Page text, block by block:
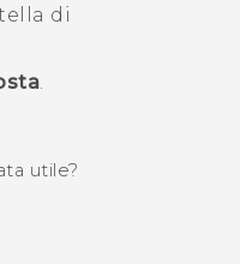
di
.
utile?